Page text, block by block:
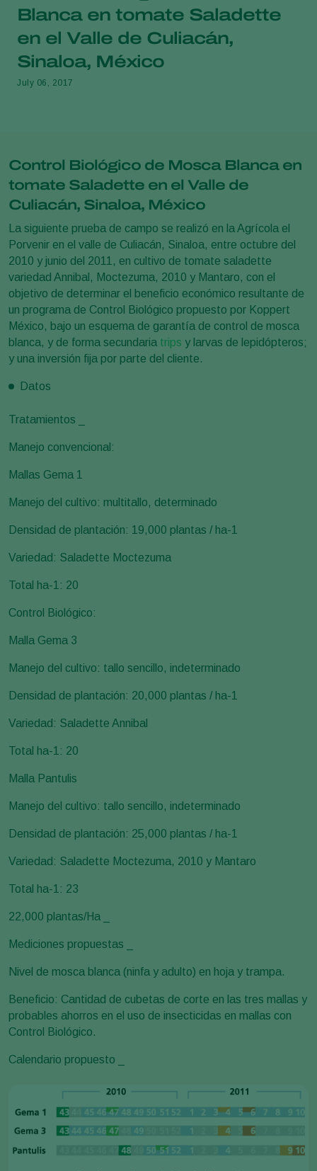
Blanca en tomate Saladette
en el Valle de Culiacán,
Sinaloa, México
July 06, 2017
Control Biológico de Mosca Blanca en
tomate Saladette en el Valle de
Culiacán, Sinaloa, México
La siguiente prueba de campo se realizó en la Agrícola el
Porvenir en el valle de Culiacán, Sinaloa, entre octubre del
2010 y junio del 2011, en cultivo de tomate saladette
variedad Annibal, Moctezuma, 2010 y Mantaro, con el
objetivo de determinar el beneficio económico resultante de
un programa de Control Biológico propuesto por Koppert
México, bajo un esquema de garantía de control de mosca
blanca, y de forma secundaria trips y larvas de lepidópteros;
y una inversión fija por parte del cliente.
Datos
Tratamientos _
Manejo convencional:
Mallas Gema 1
Manejo del cultivo: multitallo, determinado
Densidad de plantación: 19,000 plantas / ha-1
Variedad: Saladette Moctezuma
Total ha-1: 20
Control Biológico:
Malla Gema 3
Manejo del cultivo: tallo sencillo, indeterminado
Densidad de plantación: 20,000 plantas / ha-1
Variedad: Saladette Annibal
Total ha-1: 20
Malla Pantulis
Manejo del cultivo: tallo sencillo, indeterminado
Densidad de plantación: 25,000 plantas / ha-1
Variedad: Saladette Moctezuma, 2010 y Mantaro
Total ha-1: 23
22,000 plantas/Ha _
Mediciones propuestas _
Nivel de mosca blanca (ninfa y adulto) en hoja y trampa.
Beneficio: Cantidad de cubetas de corte en las tres mallas y
probables ahorros en el uso de insecticidas en mallas con
Control Biológico.
Calendario propuesto _